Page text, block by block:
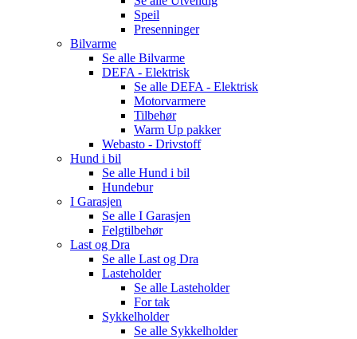
Speil
Presenninger
Bilvarme
Se alle Bilvarme
DEFA - Elektrisk
Se alle DEFA - Elektrisk
Motorvarmere
Tilbehør
Warm Up pakker
Webasto - Drivstoff
Hund i bil
Se alle Hund i bil
Hundebur
I Garasjen
Se alle I Garasjen
Felgtilbehør
Last og Dra
Se alle Last og Dra
Lasteholder
Se alle Lasteholder
For tak
Sykkelholder
Se alle Sykkelholder